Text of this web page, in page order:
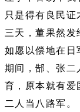
只是得有良民
三天，董果然发
如愿以偿地在日
期间，郜、张二
育，原本就有爱
二人当八路军。